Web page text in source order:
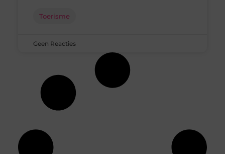
Toerisme
Geen Reacties